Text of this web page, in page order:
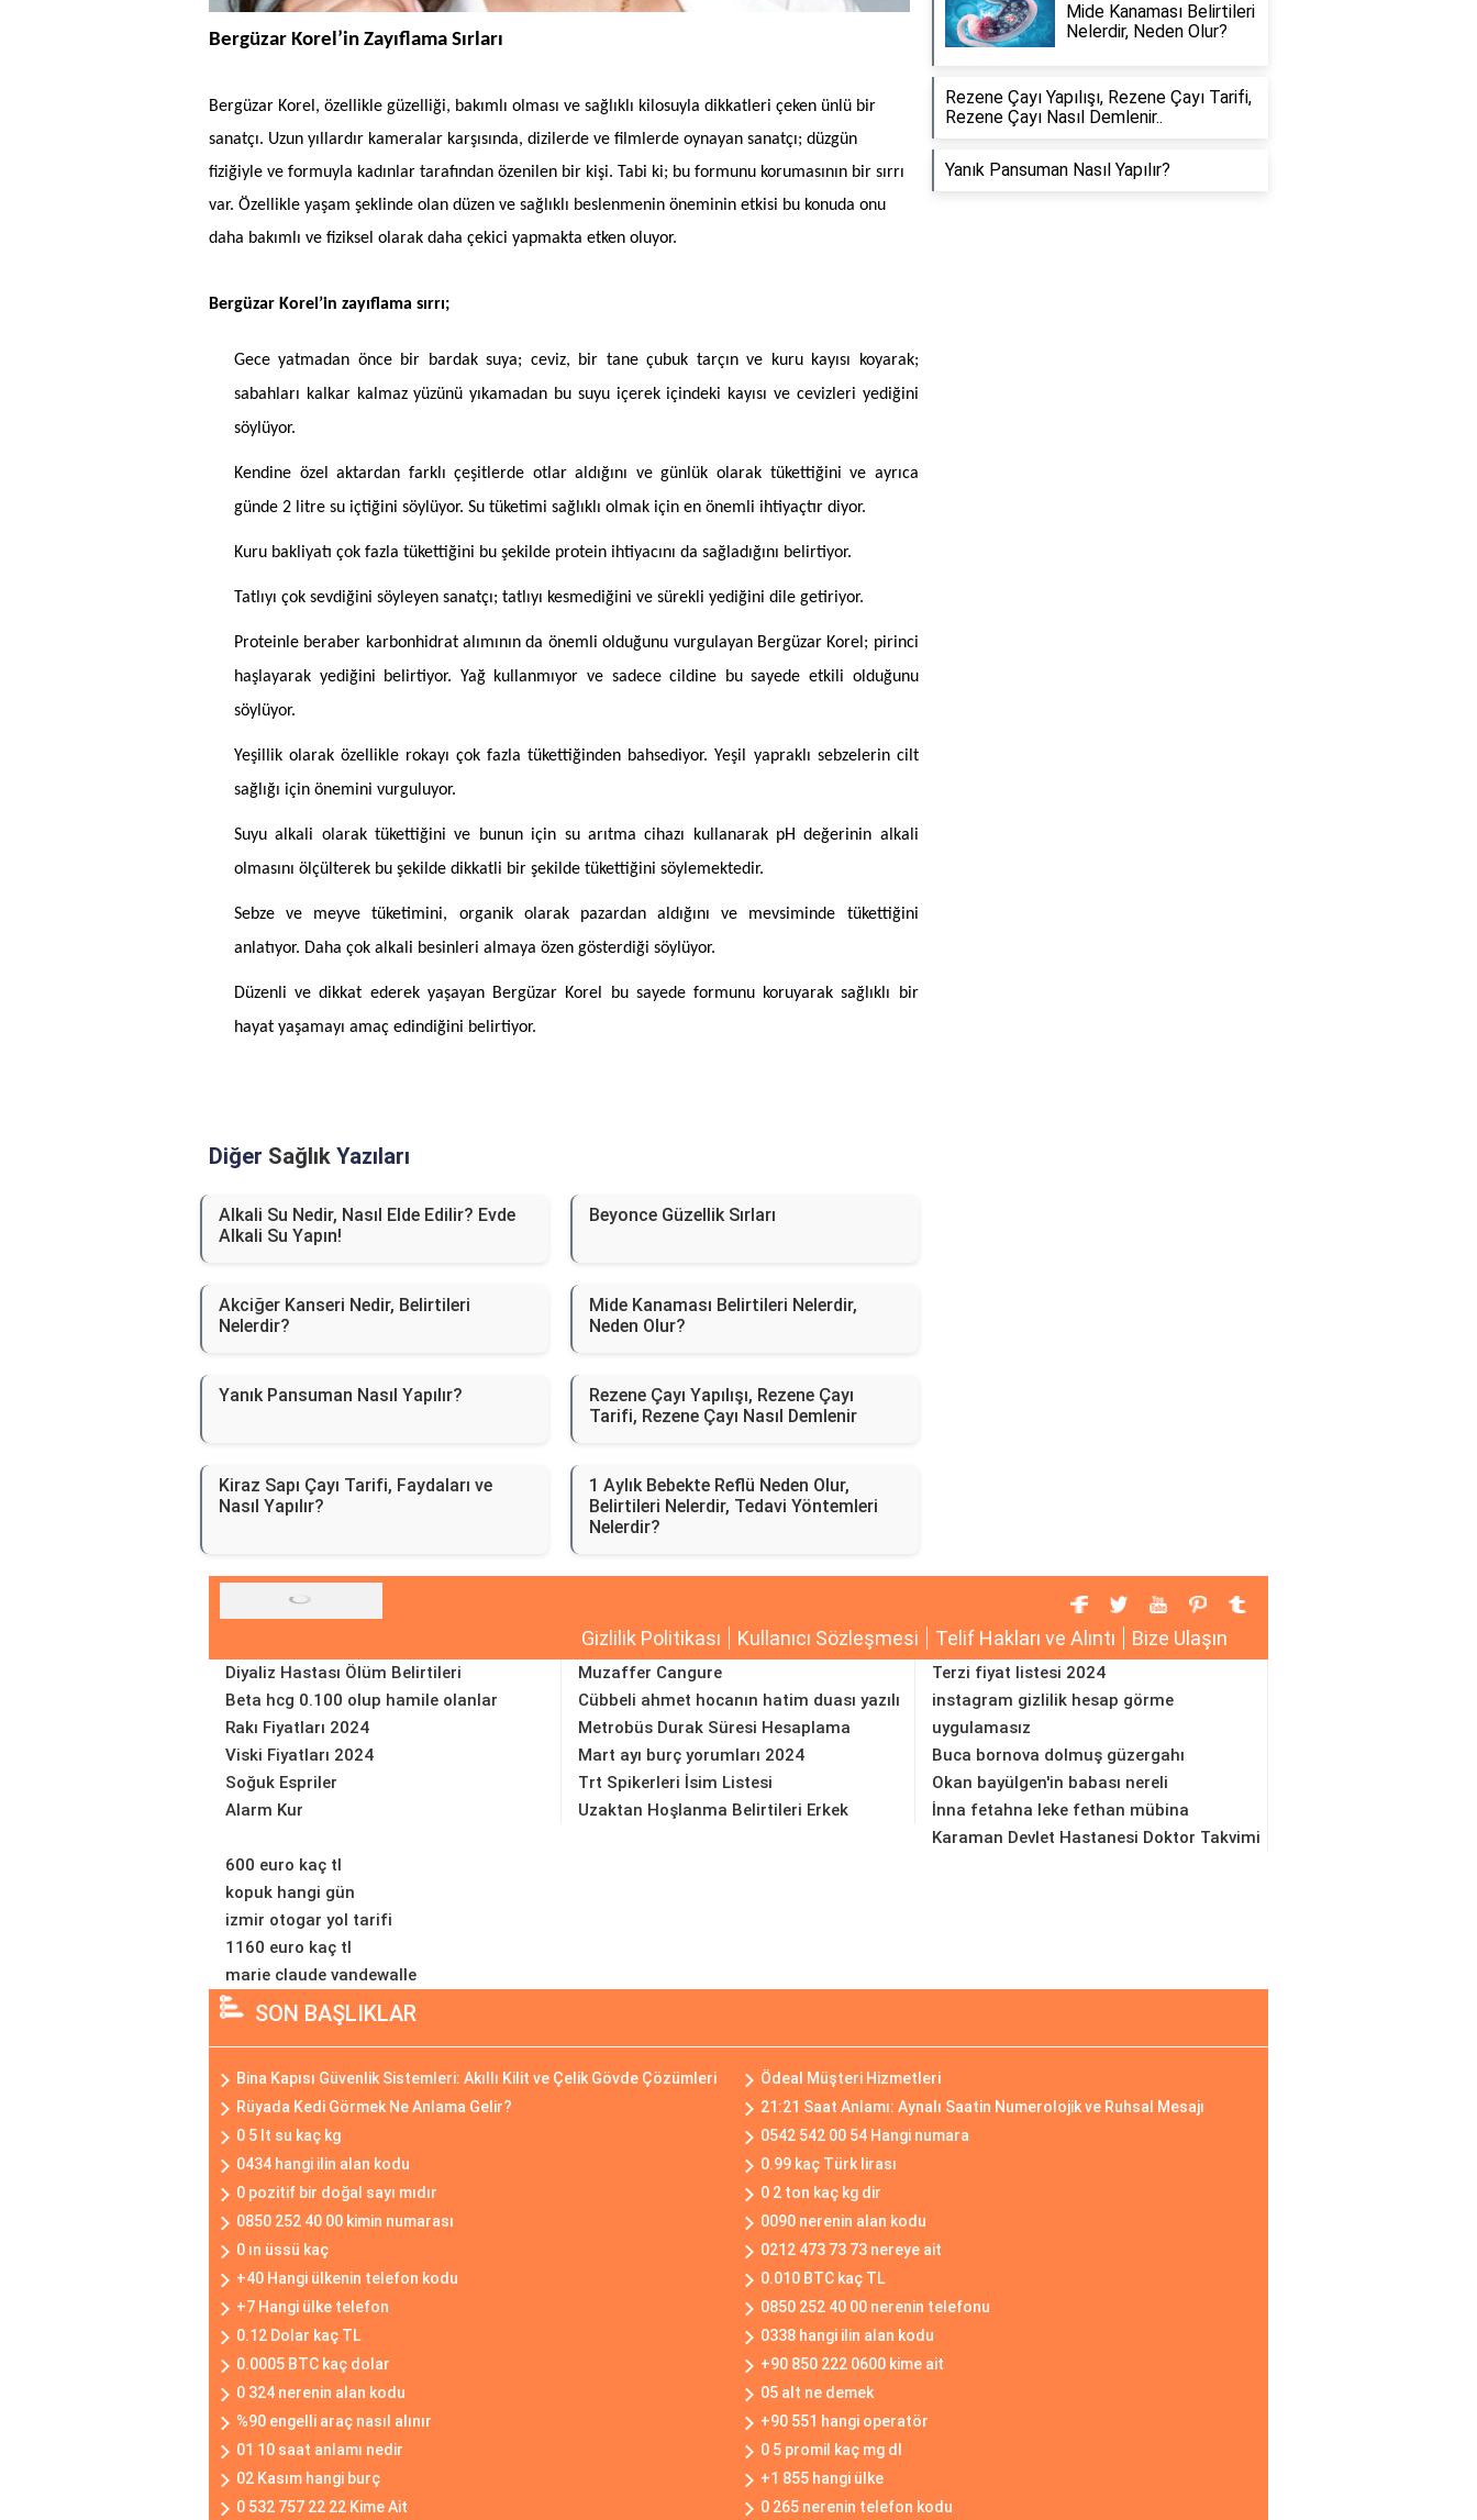
Bergüzar Korel’in Zayıflama Sırları
Bergüzar Korel, özellikle güzelliği, bakımlı olması ve sağlıklı kilosuyla dikkatleri çeken ünlü bir
sanatçı. Uzun yıllardır kameralar karşısında, dizilerde ve filmlerde oynayan sanatçı; düzgün
fiziğiyle ve formuyla kadınlar tarafından özenilen bir kişi. Tabi ki; bu formunu korumasının bir sırrı
var. Özellikle yaşam şeklinde olan düzen ve sağlıklı beslenmenin öneminin etkisi bu konuda onu
daha bakımlı ve fiziksel olarak daha çekici yapmakta etken oluyor.
Bergüzar Korel’in zayıflama sırrı;
Gece yatmadan önce bir bardak suya; ceviz, bir tane çubuk tarçın ve kuru kayısı koyarak;
sabahları kalkar kalmaz yüzünü yıkamadan bu suyu içerek içindeki kayısı ve cevizleri yediğini
söylüyor.
Kendine özel aktardan farklı çeşitlerde otlar aldığını ve günlük olarak tükettiğini ve ayrıca
günde 2 litre su içtiğini söylüyor. Su tüketimi sağlıklı olmak için en önemli ihtiyaçtır diyor.
Kuru bakliyatı çok fazla tükettiğini bu şekilde protein ihtiyacını da sağladığını belirtiyor.
Tatlıyı çok sevdiğini söyleyen sanatçı; tatlıyı kesmediğini ve sürekli yediğini dile getiriyor.
Proteinle beraber karbonhidrat alımının da önemli olduğunu vurgulayan Bergüzar Korel; pirinci
haşlayarak yediğini belirtiyor. Yağ kullanmıyor ve sadece cildine bu sayede etkili olduğunu
söylüyor.
Yeşillik olarak özellikle rokayı çok fazla tükettiğinden bahsediyor. Yeşil yapraklı sebzelerin cilt
sağlığı için önemini vurguluyor.
Suyu alkali olarak tükettiğini ve bunun için su arıtma cihazı kullanarak pH değerinin alkali
olmasını ölçülterek bu şekilde dikkatli bir şekilde tükettiğini söylemektedir.
Sebze ve meyve tüketimini, organik olarak pazardan aldığını ve mevsiminde tükettiğini
anlatıyor. Daha çok alkali besinleri almaya özen gösterdiği söylüyor.
Düzenli ve dikkat ederek yaşayan Bergüzar Korel bu sayede formunu koruyarak sağlıklı bir
hayat yaşamayı amaç edindiğini belirtiyor.
Diğer Sağlık Yazıları
Alkali Su Nedir, Nasıl Elde Edilir? Evde
Alkali Su Yapın!
Beyonce Güzellik Sırları
Akciğer Kanseri Nedir, Belirtileri
Nelerdir?
Mide Kanaması Belirtileri Nelerdir,
Neden Olur?
Yanık Pansuman Nasıl Yapılır?
Rezene Çayı Yapılışı, Rezene Çayı
Tarifi, Rezene Çayı Nasıl Demlenir
Kiraz Sapı Çayı Tarifi, Faydaları ve
Nasıl Yapılır?
1 Aylık Bebekte Reflü Neden Olur,
Belirtileri Nelerdir, Tedavi Yöntemleri
Nelerdir?
Mide Kanaması Belirtileri
Nelerdir, Neden Olur?
Rezene Çayı Yapılışı, Rezene Çayı Tarifi,
Rezene Çayı Nasıl Demlenir..
Yanık Pansuman Nasıl Yapılır?
Gizlilik Politikası Kullanıcı Sözleşmesi Telif Hakları ve Alıntı Bize Ulaşın
Diyaliz Hastası Ölüm Belirtileri
Beta hcg 0.100 olup hamile olanlar
Rakı Fiyatları 2024
Viski Fiyatları 2024
Soğuk Espriler
Alarm Kur
Muzaffer Cangure
Cübbeli ahmet hocanın hatim duası yazılı
Metrobüs Durak Süresi Hesaplama
Mart ayı burç yorumları 2024
Trt Spikerleri İsim Listesi
Uzaktan Hoşlanma Belirtileri Erkek
Terzi fiyat listesi 2024
instagram gizlilik hesap görme
uygulamasız
Buca bornova dolmuş güzergahı
Okan bayülgen'in babası nereli
İnna fetahna leke fethan mübina
Karaman Devlet Hastanesi Doktor Takvimi
600 euro kaç tl
kopuk hangi gün
izmir otogar yol tarifi
1160 euro kaç tl
marie claude vandewalle
SON BAŞLIKLAR
Bina Kapısı Güvenlik Sistemleri: Akıllı Kilit ve Çelik Gövde Çözümleri
Ödeal Müşteri Hizmetleri
Rüyada Kedi Görmek Ne Anlama Gelir?
21:21 Saat Anlamı: Aynalı Saatin Numerolojik ve Ruhsal Mesajı
0 5 lt su kaç kg
0542 542 00 54 Hangi numara
0434 hangi ilin alan kodu
0.99 kaç Türk lirası
0 pozitif bir doğal sayı mıdır
0 2 ton kaç kg dir
0850 252 40 00 kimin numarası
0090 nerenin alan kodu
0 ın üssü kaç
0212 473 73 73 nereye ait
+40 Hangi ülkenin telefon kodu
0.010 BTC kaç TL
+7 Hangi ülke telefon
0850 252 40 00 nerenin telefonu
0.12 Dolar kaç TL
0338 hangi ilin alan kodu
0.0005 BTC kaç dolar
+90 850 222 0600 kime ait
0 324 nerenin alan kodu
05 alt ne demek
%90 engelli araç nasıl alınır
+90 551 hangi operatör
01 10 saat anlamı nedir
0 5 promil kaç mg dl
02 Kasım hangi burç
+1 855 hangi ülke
0 532 757 22 22 Kime Ait
0 265 nerenin telefon kodu